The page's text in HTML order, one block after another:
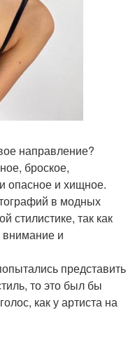
направление?
броское,
опасное и хищное.
в модных
стилистике, так как
и
представить
то это был бы
как у артиста на